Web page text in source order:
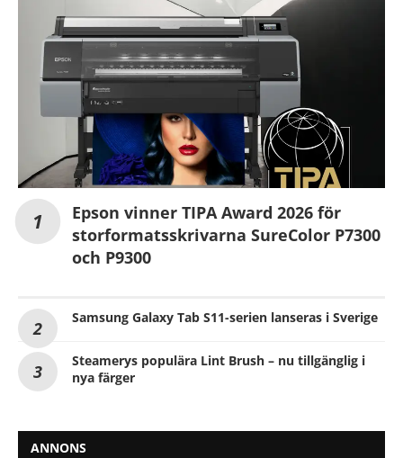
Epson vinner TIPA Award 2026 för
storformatsskrivarna SureColor P7300
och P9300
Samsung Galaxy Tab S11-serien lanseras i Sverige
Steamerys populära Lint Brush – nu tillgänglig i
nya färger
ANNONS